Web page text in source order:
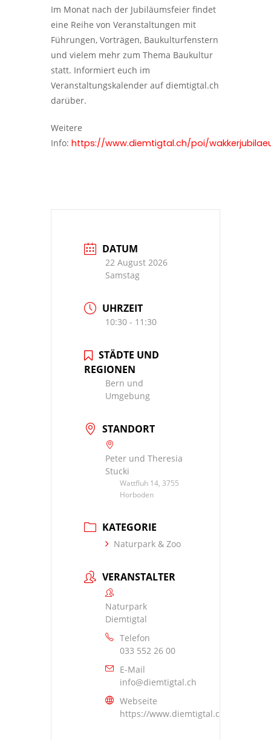
Im Monat nach der Jubiläumsfeier findet
eine Reihe von Veranstaltungen mit
Führungen, Vorträgen, Baukulturfenstern
und vielem mehr zum Thema Baukultur
statt. Informiert euch im
Veranstaltungskalender auf diemtigtal.ch
darüber.
Weitere
Info: https://www.diemtigtal.ch/poi/
DATUM
22 August 2026
Samstag
UHRZEIT
10:30 - 11:30
STÄDTE UND
REGIONEN
Bern und
Umgebung
STANDORT
Peter und Theresia
Stucki
Wattfluh 14, 3755
Horboden
KATEGORIE
Naturpark & Zoo
VERANSTALTER
Naturpark
Diemtigtal
Telefon
033 552 26 00
E-Mail
info@diemtigtal.ch
Webseite
https://www.diemtigtal.ch